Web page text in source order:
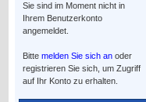
Sie sind im Moment nicht in
Ihrem Benutzerkonto
angemeldet.
Bitte melden Sie sich an oder
registrieren Sie sich, um Zugriff
auf Ihr Konto zu erhalten.